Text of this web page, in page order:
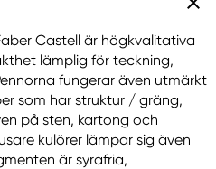
Castell är högkvalitativa
lämplig för teckning,
fungerar även utmärkt
som har struktur / gräng,
på sten, kartong och
kulörer lämpar sig även
är syrafria,